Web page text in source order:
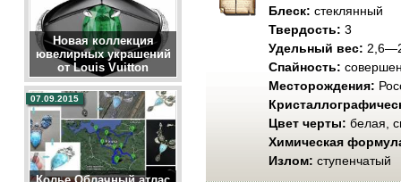
Новая коллекция
ювелирных украшений
от Louis Vuitton
07.09.2015
Блеск: стеклянный
Твердость: 3
Удельный вес:
Спайность:
Месторождения:
Цвет черты: белая,
Химическая
Излом: ступенчатый